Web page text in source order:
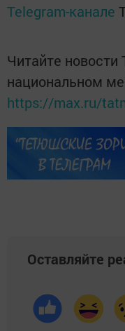
Telegram-канале
Читайте новости
национальном
https://max.ru/
Оставляйте